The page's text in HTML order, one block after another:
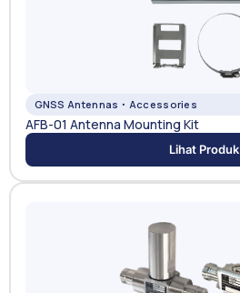
GNSS Antennas・Accessories
AFB-01 Antenna Mounting Kit
Lihat Produk